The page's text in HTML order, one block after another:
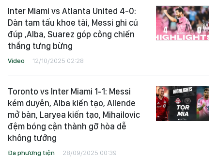
Inter Miami vs Atlanta United 4-0:
Dàn tam tấu khoe tài, Messi ghi cú
đúp ,Alba, Suarez góp công chiến
thắng tưng bừng
Video 12/10/2025 02:28
Toronto vs Inter Miami 1-1: Messi
kém duyên, Alba kiến tạo, Allende
mở bàn, Laryea kiến tạo, Mihailovic
đệm bóng cận thành gỡ hòa dễ
không tưởng
Đa phương tiện 28/09/2025 00:39